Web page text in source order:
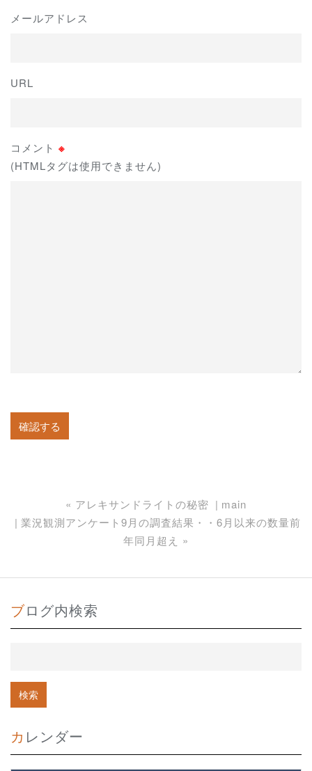
メールアドレス
URL
コメント ※
(HTMLタグは使用できません)
« アレキサンドライトの秘密
main
業況観測アンケート9月の調査結果・・6月以来の数量前
年同月超え »
ブログ内検索
カレンダー